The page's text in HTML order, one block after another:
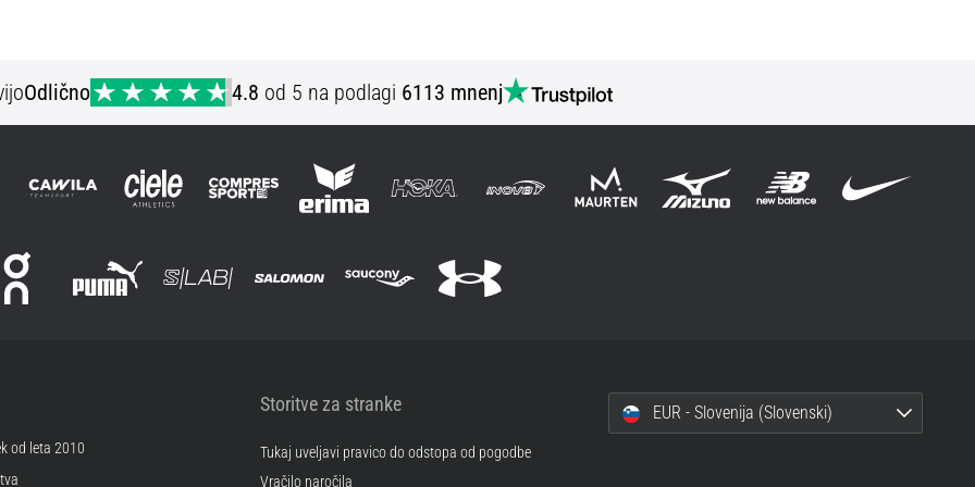
Odlično 4.8 od 5 na podlagi 6113 mnenj
od leta 2010
Storitve za stranke
Tukaj uveljavi pravico do odstopa od pogodbe
Vračilo naročila
EUR - Slovenija (Slovenski)